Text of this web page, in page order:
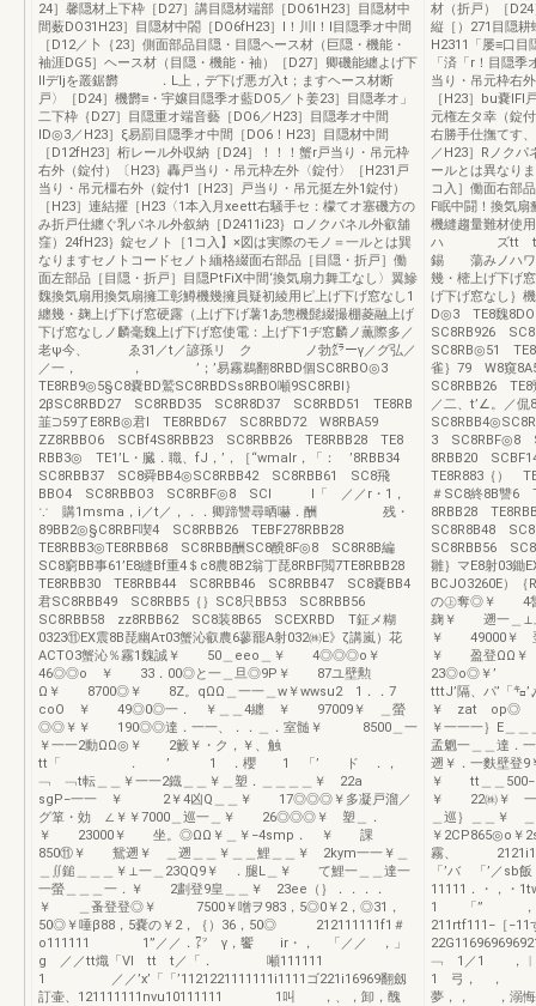
24］馨隠材上下枠［D27］講目隠材端部［DO61H23］目隠材中
間薮DO31H23］目隠材中閤［DO6fH23］l！川l！l目隠季オ中間
［D12／卜｛23］側面部品目隠・目隠ヘース材（巨隠・機能・
袖涯DG5］ヘース材（目隠・機能・袖）［D27］卿磯能纏よげ下
llデljを叢鋸欝 ．L上，デ下げ悪ガ入t；ますヘース材断
戸〉［D24］機欝≡・宇嬢目隠季オ藍DO5／ト姜23］目隠孝オ」
二下枠｛D27］目隠重オ端音藝［DO6／H23］目隠孝オ中間
ID◎3／H23］ξ易罰目隠季オ中間［DO6！H23］目隠材中間
［D12fH23］桁レール外収納［D24］！！！蟹r戸当り・吊元枠
右外（錠付）〔H23｝轟戸当り・吊元枠左外〈錠付〉［H231戸
当り・吊元橿右外（錠付1［H23］戸当り・吊元挺左外1錠付）
［H23］連結擢［H23〈1本入月xeett右騒手セ：檬てオ塞磯方の
み折戸仕纏ぐ乳パネル外叙納［D2411i23｝ロノクパネル外叡舖
窪）24fH23｝錠セノト［1コ入】×図は実際のモノ＝一ルとは巽
なりますセノトコードセノト緬格綴面右部品［目隠・折戸］働
面左部品［目隠・折戸］目隠PtFiX中間‘換気扇力舞工なし〉翼鰺
魏換気扇用換気扇擁工彰鱒機幾擁員疑初綾用ピ上げ下げ窓なし1
纏幾・麹上げ下げ窓硬露（上げ下げ薯1あ惣機髭綴撮棚菱融上げ
下げ窓なしノ麟毫魏上げ下げ窓使電：上げ下1ヂ窓麟ノ薫際多／
老ψ今、 ゑ31／t／諺孫リ ク ノ勃㌘ーγ／グ弘／
／一， ， ’；’易霧鵜翻8RBD個SC8RBO◎3
TE8RB9◎5§C8嚢BD鷲SC8RBDSs8RBO噸9SC8RBI｝
2βSC8RBD27 SC8RBD35 SC8R8D37 SC8RBD51 TE8RB
韮⊃59了E8RB◎君l TE8RBD67 SC8RBD72 W8RBA59
ZZ8RBBO6 SCBf4S8RBB23 SC8RBB26 TE8RBB28 TE8
RBB3◎ TE1’L・臓．職、fJ，’，［“wmalr，「： ’8RBB34
SC8RBB37 SC8舜BB4◎SC8RBB42 SC8RBB61 SC8飛
BBO4 SC8RBBO3 SC8RBF◎8 SCI I「 ／／r・1，
∵ 購1msma，i／t／，．．卿蹄讐尋晒嚇．酬 残・
89BB2◎§C8RBF喫4 SC8RBB26 TEBF278RBB28
TE8RBB3◎TE8RBB68 SC8RBB酬SC8醗8F◎8 SC8R8B編
SC8窮BB事61’E8縫Bf重4＄c8農8B2翁丁琵8RBF閲7TE8RBB28
TE8RBB30 TE8RBB44 SC8RBB46 SC8RBB47 SC8嚢BB4
君SC8RBB49 SC8RBB5｛｝SC8只BB53 SC8RBB56
SC8RBB58 zz8RBB62 SC8装8B65 SCEXRBD T鉦メ糊
0323⑪EX震8B琵幽Aτ03蟹沁叡農6蓼罷A射032㈱E》ζ講嵐）花
ACTO3蟹沁％霧1魏誠￥ 50＿eeo＿￥ 4◎◎◎o￥
46◎◎o ￥ 33．00◎と一＿旦◎9P￥ 87ユ壁勲
Ω￥ 8700◎￥ 8Z。qΩΩ＿一一＿w￥wwsu2 1．．7
coO ￥ 49◎0◎一． ￥＿＿4纏 ￥ 97009￥ ＿螢
◎◎￥￥ 190◎◎達．一一、．．＿．室髄￥ 8500＿一
￥一一2動ΩΩ◎￥ 2籔￥・ク，￥、触
tt「 ． ’ 1 ．櫻 1 「’ ド ．，
﹁ ﹁t転＿＿￥一一2鐡＿＿￥＿塑．＿＿＿＿￥ 22a
sgP−一一 ￥ 2￥4凶Q＿＿￥ 17◎◎◎￥多凝戸溜／
グ箪・効 ∠￥￥7000＿巡一＿￥ 26◎◎◎￥ 塑＿．
￥ 23000￥ 坐。◎ΩΩ￥＿￥−4smp． ￥ 課
850⑪￥ 鴛遡￥ ＿遡＿＿￥＿＿鯉＿＿￥ 2kym一一￥＿
＿∬鎚＿＿＿￥⊥一＿23QQ9￥ ．腿L＿￥ て鯉一＿＿達一
一螢＿＿＿一．￥ 2劃登9皇＿＿￥ 23ee（｝．．．．
￥ ＿蚤登登◎￥ 7500￥噌ヲ983，5◎0￥2，◎31，
50◎￥唾β88，5嚢の￥2，｛）36，50◎ 212111111f1＃
o111111 1”／／．㍗ γ，饗 ir・， 「／／ ，」
g ／／tt熾「Vl tt t／「． 噸111111
1 ／／’x’「「’1121221111111i1111ゴ221i16969翻劔
訂壷、121111111nvu10111111 1叫 ，、，卸，醜
材（折戸）［
縦［）271目隠耕
H2311「屡≡口目
「済「r！目隠
当り・吊元枠右
［H23］bu嚢IFI
元権左タ幸（錠
右勝手仕撫てす
／H23］Rノクパ
ールとは異なり
コ入］働面右部
F眠中闘！換気
機縫趨量難材使
ハ ズtt t／〃
錫 蕩みノハワ
幾・樒上げ下げ
げ下げ窓なし｝
D◎3 TE8魏
SC8RB926
SC8RB◎51
雀｝79 W8窺
SC8RBB26
／二、t’∠。／
3 SC8RBF◎8
8RBB20
TE8R883｛）
＃SC8終8B讐6
8RBB28
SC8R8B48
SC8RBB56
雛｝マE8射03
BCJO3260E）
の㊤奪◎￥ 4
麹￥ 遡一＿⊥
￥ 49000￥ 翌
￥ 盈登ΩΩ
23◎o◎￥’
tttJ’隔、パ’「㌔
￥ zat op◎
￥一一一｝E
孟魍一＿＿達
遡￥．一麩壁
￥ tt＿＿
￥ 22㈱￥ 一
＿巡｝＿＿￥
￥2CP865◎o
霧、
「’バ 「’／sb
11111．・，
1 「” ，
211rtf111−
﹁ 1／1 ，
1 弓， ，
夢，， ，溺悔